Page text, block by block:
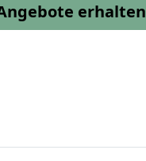
erhalten